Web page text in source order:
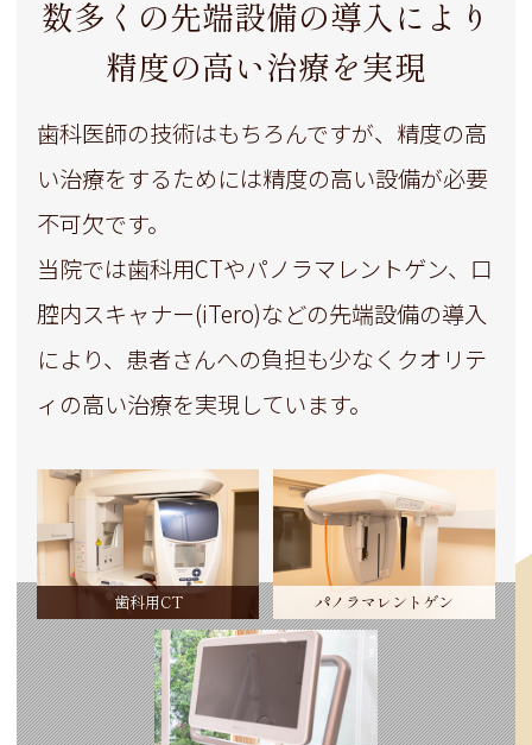
数多くの先端設備の導入により
精度の高い治療を実現
歯科医師の技術はもちろんですが、精度の高
い治療をするためには精度の高い設備が必要
不可欠です。
当院では歯科用CTやパノラマレントゲン、口
腔内スキャナー(iTero)などの先端設備の導入
により、 患者さんへの負担も少なくクオリテ
ィの高い治療を実現しています。
歯科用CT パノラマレントゲン